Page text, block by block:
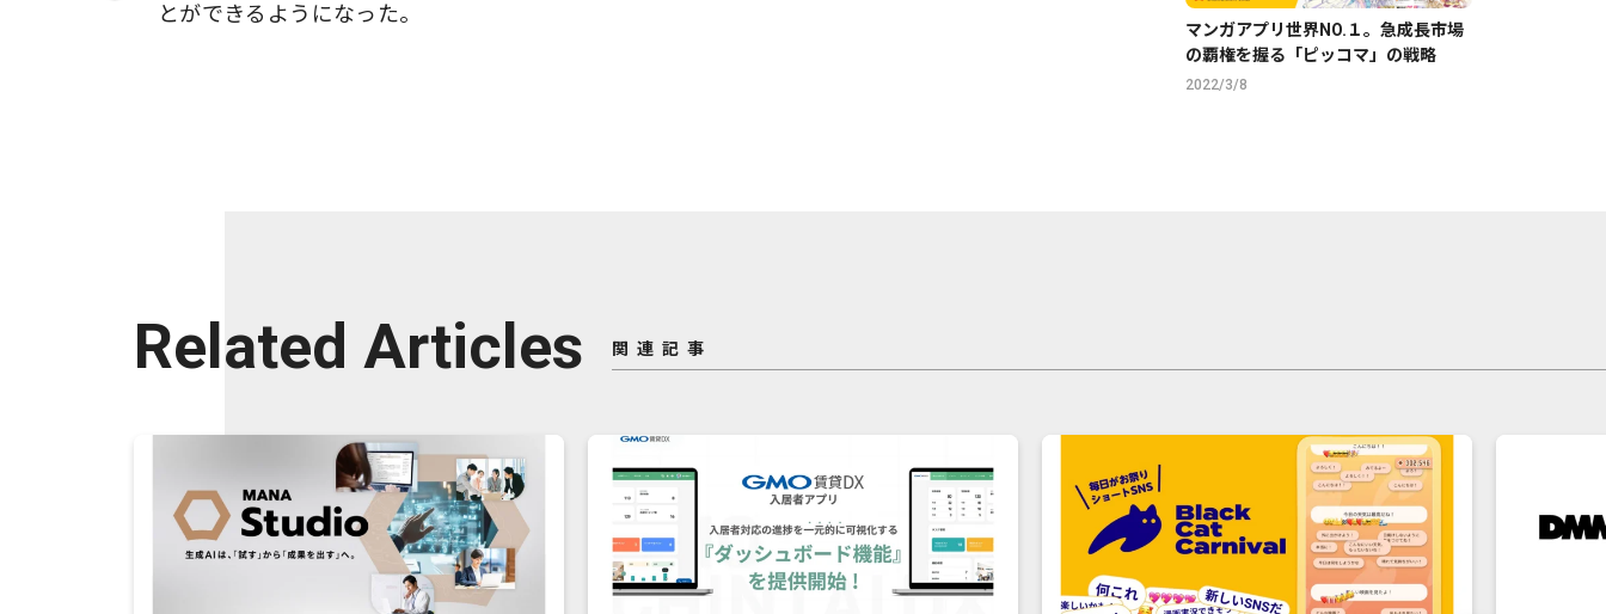
とができるようになった。
マンガアプリ世界NO.１。急成長市場
の覇権を握る「ピッコマ」の戦略
2022/3/8
Related Articles 関連記事